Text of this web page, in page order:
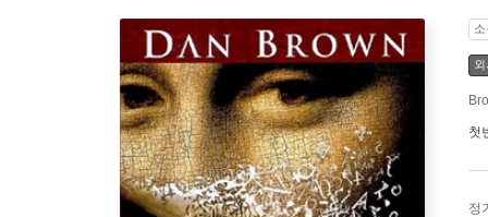
첫
정